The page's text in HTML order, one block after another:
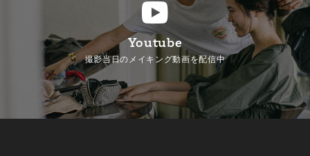
Youtube
撮影当日のメイキング動画を配信中